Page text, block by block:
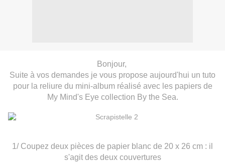
Bonjour,
Suite à vos demandes je vous propose aujourd'hui un tuto
pour la reliure du mini-album réalisé avec les papiersde
My Mind's Eye collection By the Sea.
1/ Coupez deux pièces de papier blanc de 20 x 26 cm : il
s'agit des deux couvertures